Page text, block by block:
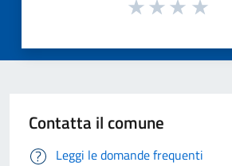
Contatta il comune
Leggi le domande frequenti